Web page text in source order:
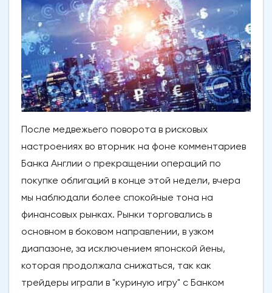
После медвежьего поворота в рисковых
настроениях во вторник на фоне комментариев
Банка Англии о прекращении операций по
покупке облигаций в конце этой недели, вчера
мы наблюдали более спокойные тона на
финансовых рынках. Рынки торговались в
основном в боковом направлении, в узком
диапазоне, за исключением японской йены,
которая продолжала снижаться, так как
трейдеры играли в "куриную игру" с Банком